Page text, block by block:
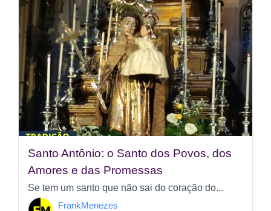
Santo Antônio: o Santo dos Povos, dos
Amores e das Promessas
Se tem um santo que não sai do coração do...
FrankMenezes